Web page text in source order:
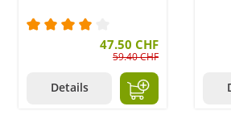
Durchschnittliche Bewertung
47.50 CHF
59.40 CHF
Details